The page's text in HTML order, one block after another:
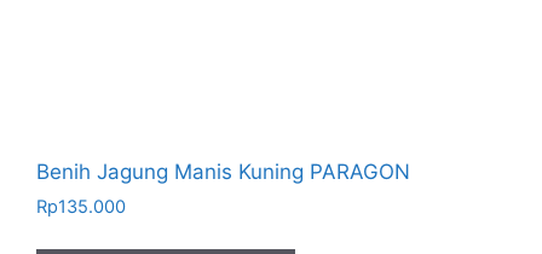
Benih Jagung Manis Kuning PARAGON
Rp135.000